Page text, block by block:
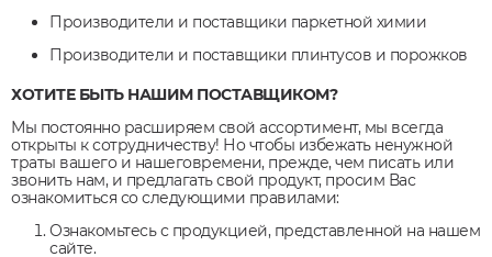
Производители и поставщики паркетной химии
Производители и поставщики плинтусов и порожков
ХОТИТЕ БЫТЬ НАШИМ ПОСТАВЩИКОМ?
Мы постоянно расширяем свой ассортимент, мы всегда
открыты к сотрудничеству! Но чтобы избежать ненужной
траты вашего и нашеговремени, прежде, чем писать или
звонить нам, и предлагать свой продукт, просим Вас
ознакомиться со следующими правилами:
Ознакомьтесь с продукцией, представленной на нашем
сайте.